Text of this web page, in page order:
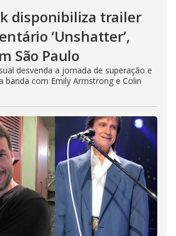
disponibiliza trailer
‘Unshatter’,
São Paulo
desvenda a jornada de superação e
banda com Emily Armstrong e Colin